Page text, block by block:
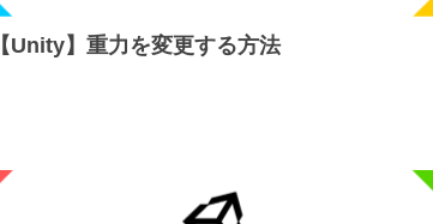
【Unity】重力を変更する方法